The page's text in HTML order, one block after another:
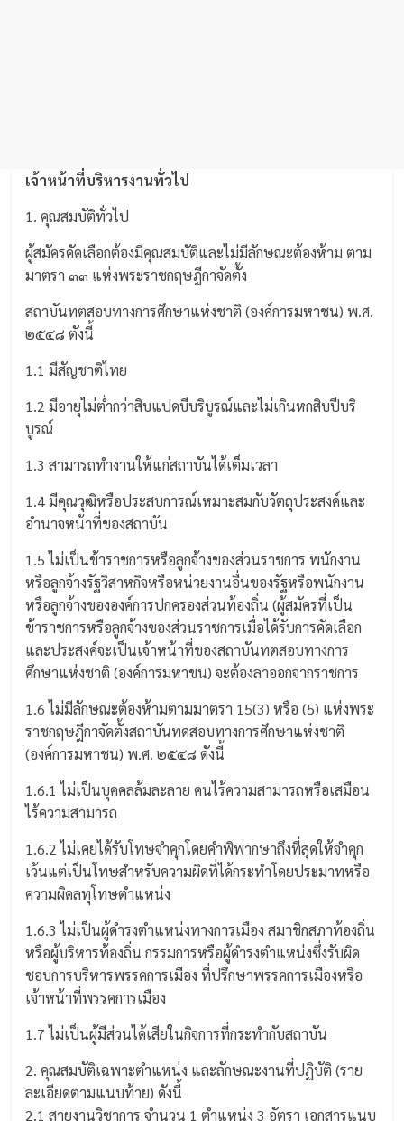
เจ้าหน้าที่บริหารงานทั่วไป
1. คุณสมบัติทั่วไป
ผู้สมัครคัดเลือกต้องมีคุณสมบัติและไม่มีลักษณะต้องห้าม ตาม
มาตรา ๓๓ แห่งพระราชกฤษฎีกาจัดตั้ง
สถาบันทตสอบทางการศึกษาแห่งชาติ (องค์การมหาชน) พ.ศ.
๒๕๔๘ ตังนี้
1.1 มีสัญชาติไทย
1.2 มีอายุไม่ต่ำกว่าสิบแปดบีบริบูรณ์และไม่เกินหกสิบปีบริ
บูรณ์
1.3 สามารถทำงานให้แก่สถาบันได้เต็มเวลา
1.4 มีคุณวุฒิหรือประสบการณ์เหมาะสมกับวัตถุประสงค์และ
อำนาจหน้าที่ของสถาบัน
1.5 ไม่เป็นข้าราชการหรือลูกจ้างของส่วนราชการ พนักงาน
หรือลูกจ้างรัฐวิสาหกิจหรือหน่วยงานอื่นของรัฐหรือพนักงาน
หรือลูกจ้างขององค์การปกครองส่วนท้องถิ่น (ผู้สมัครที่เป็น
ข้าราชการหรือลูกจ้างของส่วนราชการเมื่อได้รับการคัดเลือก
และประสงค์จะเป็นเจ้าหน้าที่ของสถาบันทตสอบทางการ
ศึกษาแห่งชาติ (องค์การมหาขน) จะต้องลาออกจากราชการ
1.6 ไม่มีลักษณะต้องห้ามตามมาตรา 15(3) หรือ (5) แห่งพระ
ราชกฤษฎีกาจัดตั้งสถาบันทดสอบทางการศึกษาแห่งชาติ
(องค์การมหาชน) พ.ศ. ๒๕๔๘ ดังนี้
1.6.1 ไม่เป็นบุคคลล้มละลาย คนไร้ความสามารถหรือเสมือน
ไร้ความสามารถ
1.6.2 ไม่เคยได้รับโทษจำคุกโดยคำพิพากษาถึงที่สุดให้จำคุก
เว้นแต่เป็นโทษสำหรับความผิดที่ได้กระทำโดยประมาทหรือ
ความผิดลทุโทษตำแหน่ง
1.6.3 ไม่เป็นผู้ดำรงตำแหน่งทางการเมือง สมาชิกสภาท้องถิ่น
หรือผู้บริหารท้องถิ่น กรรมการหรือผู้ดำรงตำแหน่งซึ่งรับผิด
ชอบการบริหารพรรคการเมือง ที่ปรึกษาพรรคการเมืองหรือ
เจ้าหน้าที่พรรคการเมือง
1.7 ไม่เป็นผู้มีส่วนได้เสียในกิจการที่กระทำกับสถาบัน
2. คุณสมบัติเฉพาะตำแหน่ง และลักษณะงานที่ปฏิบัติ (ราย
ละเอียดตามแนบท้าย) ดังนี้
2.1 สายงานวิชาการ จำนวน 1 ตำแหน่ง 3 อัตรา เอกสารแนบ